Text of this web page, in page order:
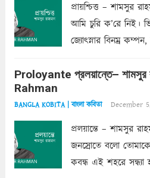
প্রায়শ্চিত্ত – শামসুর
আমি চুরি ক’রে নিই।
জ্যোৎস্নার বিনম্র
ছায়াচ্ছন্ন মোহন মিথুন
Proloyante প্রলয়ান্তে– শামসুর
Rahman
BANGLA KOBITA | বাংলা কবিতা December
প্রলয়ান্তে – শামসুর
জনস্রোতে বলো
কবন্ধ এই শহরে